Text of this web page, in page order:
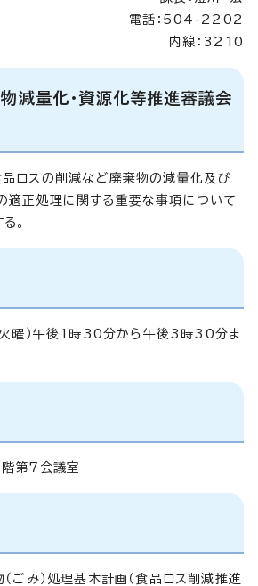
電話：504-2202
内線：3210
減量化・資源化等推進審議会
品ロスの削減など廃棄物の減量化及び
適正処理に関する重要な事項について
。
曜）午後1時30分から午後3時30分ま
第7会議室
（ごみ）処理基本計画（食品ロス削減推進